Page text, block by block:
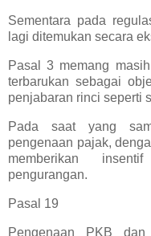
Sementara pada
lagi ditemukan secara
Pasal 3 memang
terbarukan sebagai
penjabaran rinci seperti
Pada saat yang
pengenaan pajak,
memberikan
pengurangan.
Pasal 19
Pengenaan PKB